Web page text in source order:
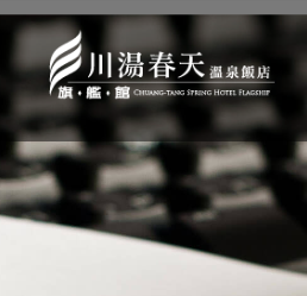
睡飽飽(不含餐)
純住宿、不含早餐
> 最新消息 > 歷史 > 睡飽飽(不含餐)